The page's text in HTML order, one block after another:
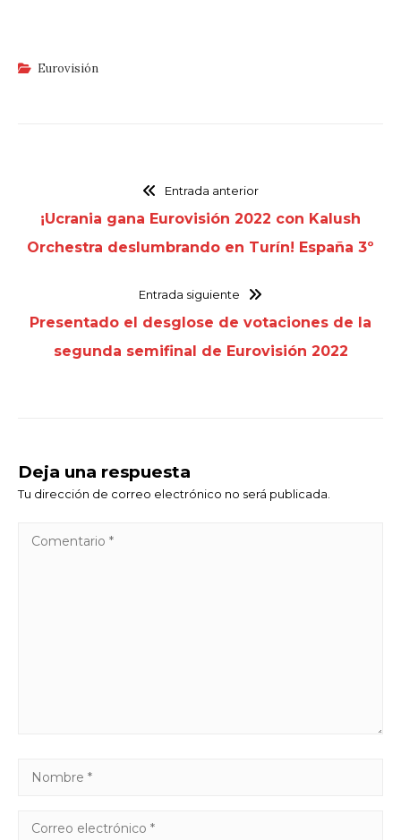
Eurovisión
Entrada anterior
¡Ucrania gana Eurovisión 2022 con Kalush
Orchestra deslumbrando en Turín! España 3º
Entrada siguiente
Presentado el desglose de votaciones de la
segunda semifinal de Eurovisión 2022
Deja una respuesta
Tu dirección de correo electrónico no será publicada.